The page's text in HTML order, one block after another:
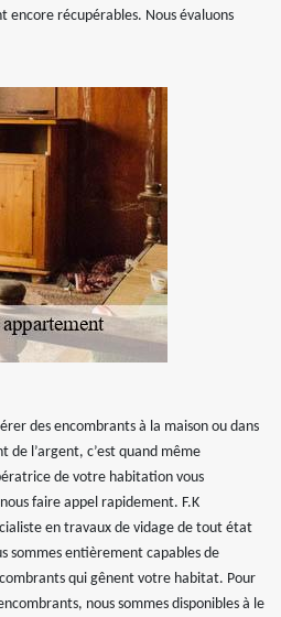
encore récupérables. Nous évaluons
des encombrants à la maison ou dans
l’argent, c’est quand même
de votre habitation vous
faire appel rapidement. F.K
en travaux de vidage de tout état
sommes entièrement capables de
qui gênent votre habitat. Pour
nous sommes disponibles à le